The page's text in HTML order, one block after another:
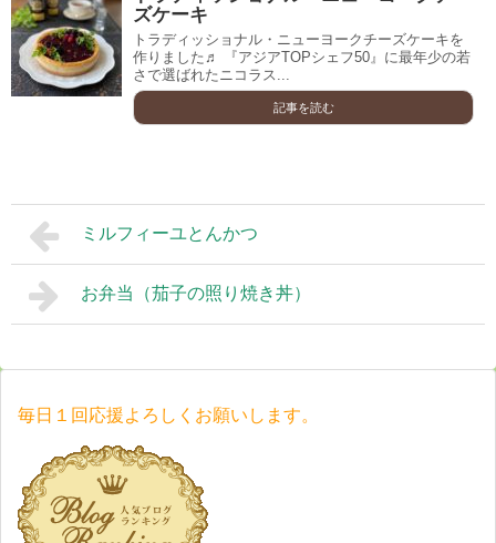
ズケーキ
トラディッショナル・ニューヨークチーズケーキを
作りました♬ 『アジアTOPシェフ50』に最年少の若
さで選ばれたニコラス...
記事を読む
ミルフィーユとんかつ
お弁当（茄子の照り焼き丼）
毎日１回応援よろしくお願いします。